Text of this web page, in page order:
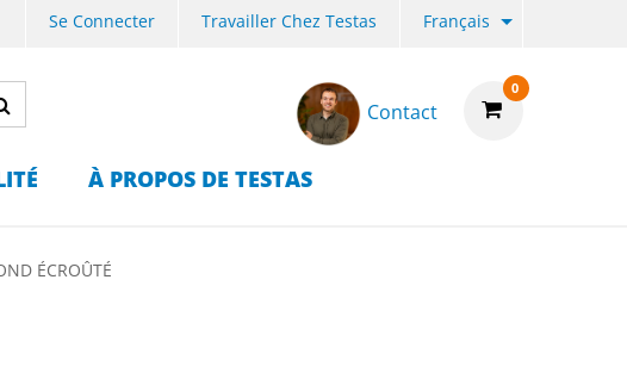
Se Connecter Travailler Chez Testas Français
0
Contact
À PROPOS DE TESTAS
ÉCROÛTÉ